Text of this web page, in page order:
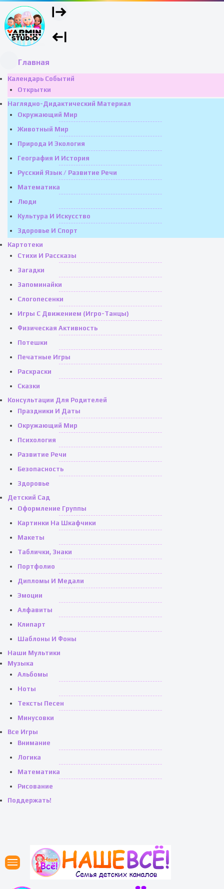
Главная
Календарь Событий
Открытки
Наглядно-Дидактический Материал
Окружающий Мир
Животный Мир
Природа И Экология
География И История
Русский Язык / Развитие Речи
Математика
Люди
Культура И Искусство
Здоровье И Спорт
Картотеки
Стихи И Рассказы
Загадки
Запоминайки
Слогопесенки
Игры С Движением (игро-Танцы)
Физическая Активность
Потешки
Печатные Игры
Раскраски
Сказки
Консультации Для Родителей
Праздники И Даты
Окружающий Мир
Психология
Развитие Речи
Безопасность
Здоровье
Детский Сад
Оформление Группы
Картинки На Шкафчики
Макеты
Таблички, Знаки
Портфолио
Дипломы И Медали
Эмоции
Алфавиты
Клипарт
Шаблоны И Фоны
Наши Мультики
Музыка
Альбомы
Ноты
Тексты Песен
Минусовки
Все Игры
Внимание
Логика
Математика
Рисование
Поддержать!